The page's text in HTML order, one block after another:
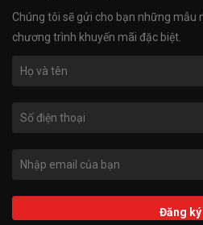
Chúng tôi sẽ gửi cho bạn những mẫu
chương trình khuyến mãi đặc biệt.